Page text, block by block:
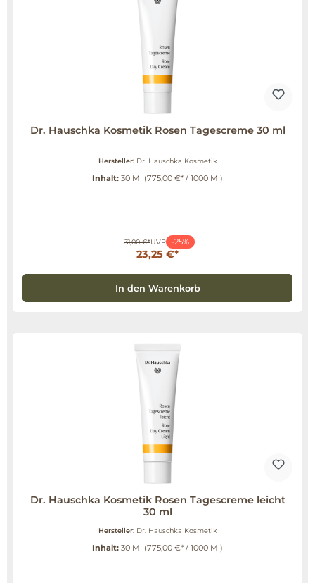
Dr. Hauschka Kosmetik Rosen Tagescreme 30 ml
Hersteller: Dr. Hauschka Kosmetik
Inhalt: 30 Ml (775,00 €* / 1000 Ml)
31,00 €*UVP -25%
23,25 €*
In den Warenkorb
Dr. Hauschka Kosmetik Rosen Tagescreme leicht
30 ml
Hersteller: Dr. Hauschka Kosmetik
Inhalt: 30 Ml (775,00 €* / 1000 Ml)